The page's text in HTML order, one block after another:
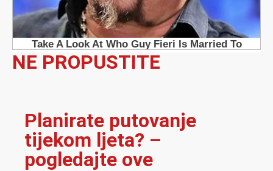
NE PROPUSTITE
Planirate putovanje
tijekom ljeta? –
pogledajte ove